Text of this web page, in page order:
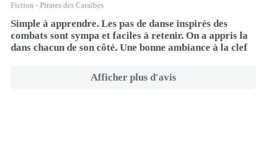
Fiction - Pirates des Caraïbes
Simple à apprendre. Les pas de danse inspirés des
combats sont sympa et faciles à retenir. On a appris la
dans chacun de son côté. Une bonne ambiance à la clef
Afficher plus d'avis